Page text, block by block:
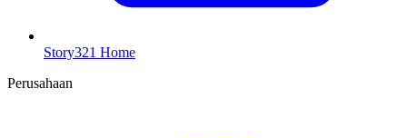
Story321 Home
Perusahaan